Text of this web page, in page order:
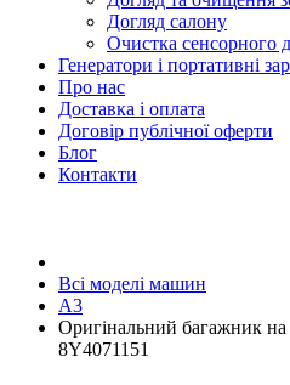
Догляд салону
Очистка сенсорного
Генератори і портативні
Про нас
Доставка і оплата
Договір публічної оферти
Блог
Контакти
Всі моделі машин
A3
Оригінальний багажник
8Y4071151